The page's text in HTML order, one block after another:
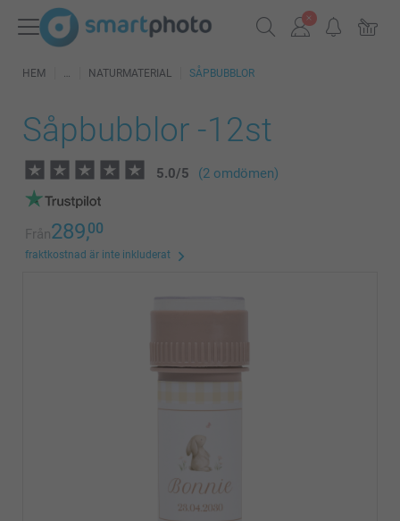
HEM NATURMATERIAL SÅPBUBBLOR
Såpbubblor -12st
5.0/5 (2 omdömen)
Från289,00
fraktkostnad är inte inkluderat